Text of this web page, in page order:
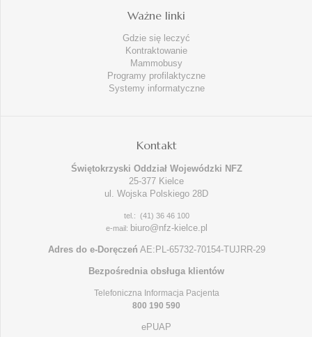
Ważne linki
Gdzie się leczyć
Kontraktowanie
Mammobusy
Programy profilaktyczne
Systemy informatyczne
Kontakt
Świętokrzyski Oddział Wojewódzki NFZ
25-377 Kielce
ul. Wojska Polskiego 28D
tel.: (41) 36 46 100
e-mail: biuro@nfz-kielce.pl
Adres do e-Doręczeń AE:PL-65732-70154-TUJRR-29
Bezpośrednia obsługa klientów
Telefoniczna Informacja Pacjenta
800 190 590
ePUAP